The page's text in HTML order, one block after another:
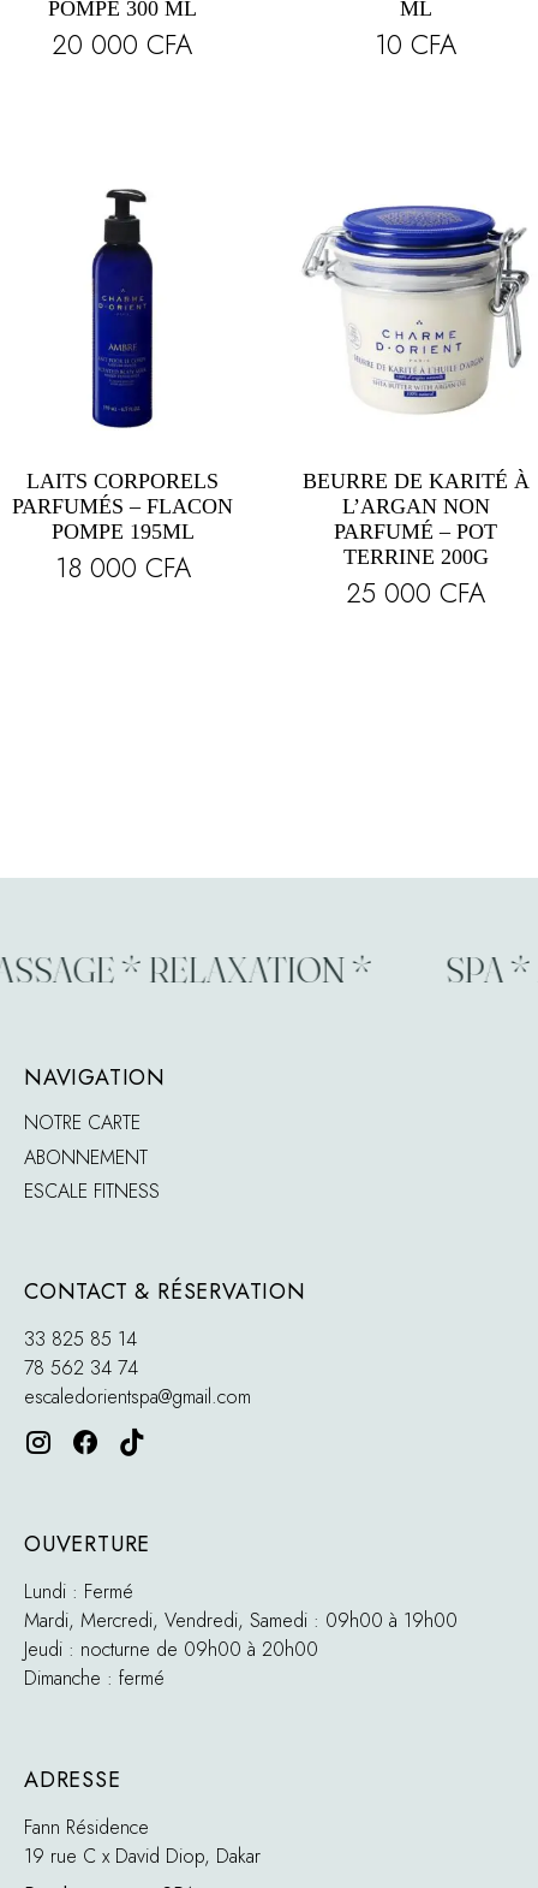
POMPE 300 ML
20 000 CFA
ML
10 CFA
LAITS CORPORELS
PARFUMÉS – FLACON
POMPE 195ML
18 000 CFA
BEURRE DE KARITÉ À
L’ARGAN NON
PARFUMÉ – POT
TERRINE 200G
25 000 CFA
* RELAXATION * SPA *
NAVIGATION
NOTRE CARTE
ABONNEMENT
ESCALE FITNESS
CONTACT & RÉSERVATION
33 825 85 14
78 562 34 74
escaledorientspa@gmail.com
OUVERTURE
Lundi : Fermé
Mardi, Mercredi, Vendredi, Samedi : 09h00 à 19h00
Jeudi : nocturne de 09h00 à 20h00
Dimanche : fermé
ADRESSE
Fann Résidence
19 rue C x David Diop, Dakar